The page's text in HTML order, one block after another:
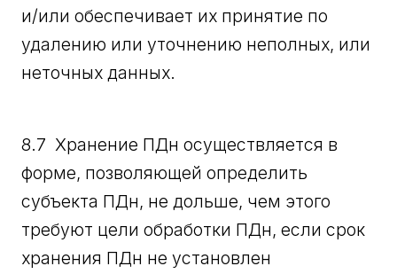
и/или обеспечивает их принятие по
удалению или уточнению неполных, или
неточных данных.
8.7 Хранение ПДн осуществляется в
форме, позволяющей определить
субъекта ПДн, не дольше, чем этого
требуют цели обработки ПДн, если срок
хранения ПДн не установлен